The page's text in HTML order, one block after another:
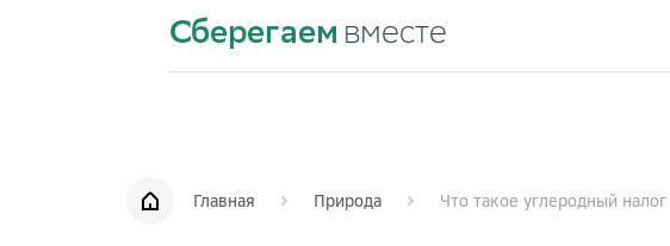
Сберегаем вместе
Главная Природа Что такое углеродный налог